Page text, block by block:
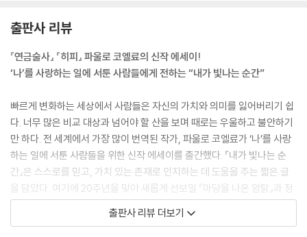
마세요.
---「나에게 진실되게」중에서
행은 진짜 나를 찾아가는 것이니까요.
---「나를 찾아가는 것」중에서
폭풍이 꼭 나쁘지만은 않습니다. 때로는 내가 가야 할 길을 말끔히 치워놓
기도 합니다.
---「맑은 하늘처럼」중에서
파울로 코엘료는 북극성이다. 가야 할 길을 알려주니까. 그리고 손 씻기다.
스스로 몸과 마음을 건강하도록 만드니까. 그리고 마스크다. 세상은 공동
출판사 리뷰
『연금술사』 『히피』 파울로 코엘료의 신작 에세이!
‘나’를 사랑하는 일에 서툰 사람들에게 전하는 “내가 빛나는 순간”
빠르게 변화하는 세상에서 사람들은 자신의 가치와 의미를 잃어버리기 쉽
다. 너무 많은 비교 대상과 넘어야 할 산을 보며 때로는 우울하고 불안하기
만 하다. 전 세계에서 가장 많이 번역된 작가, 파울로 코엘료가 ‘나’를 사랑
하는 일에 서툰 사람들을 위한 신작 에세이를 출간했다. 『내가 빛나는 순
간』은 스스로를 믿고, 가치 있는 존재로 인지하는 데 도움을 주는 짧은 글
을 담았다. 여기에 20주년을 맞아 새롭게 선보일 『마당을 나온 암탉』과 정
지돈 작가의 짧은 소설 『농담을 싫어하는 사람』에 그림을 그렸으며, 국내
외에서 활발하게 활동하고 있는 일러스트 작가 윤예지의 그림이 특유의 긍
출판사 리뷰 더보기